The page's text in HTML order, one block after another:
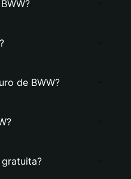
de BWW?
gratuita?